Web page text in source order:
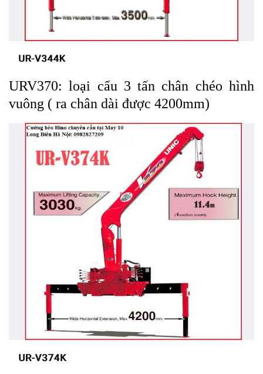
URV370: loại cẩu 3 tấn chân chéo hình
vuông ( ra chân dài được 4200mm)